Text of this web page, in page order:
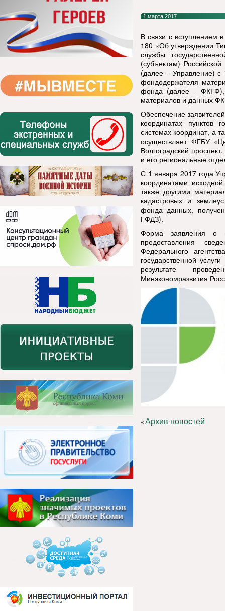
1 марта 2017
В связи с вступлением
180 «Об утверждении
службы
(субъектам)
(далее – Управление) с
фондодержателя
фонда (далее – ФКГФ),
материалов и данных
Обеспечение
координатах пунктов
системах координат, а
осуществляет ФГБУ
Волгоградский
и его региональные
С 1 января 2017 года
координатами
также другими
кадастровых и
фонда данных,
ГФДЗ).
Форма заявления о
предоставления
Федерального
государственной
результате
Минэкономразвития
«Архив новостей